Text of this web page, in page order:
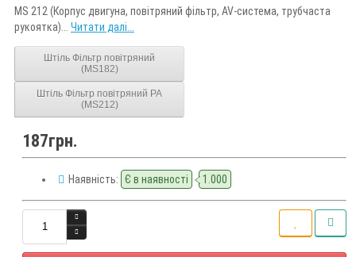
MS 212 (Корпус двигуна, повітряний фільтр, AV-система, трубчаста
рукоятка)... Читати далі...
Штіль Фільтр повітряний
(MS182)
Штіль Фільтр повітряний PA
(MS212)
187грн.
Наявність: Є в наявності 1.000